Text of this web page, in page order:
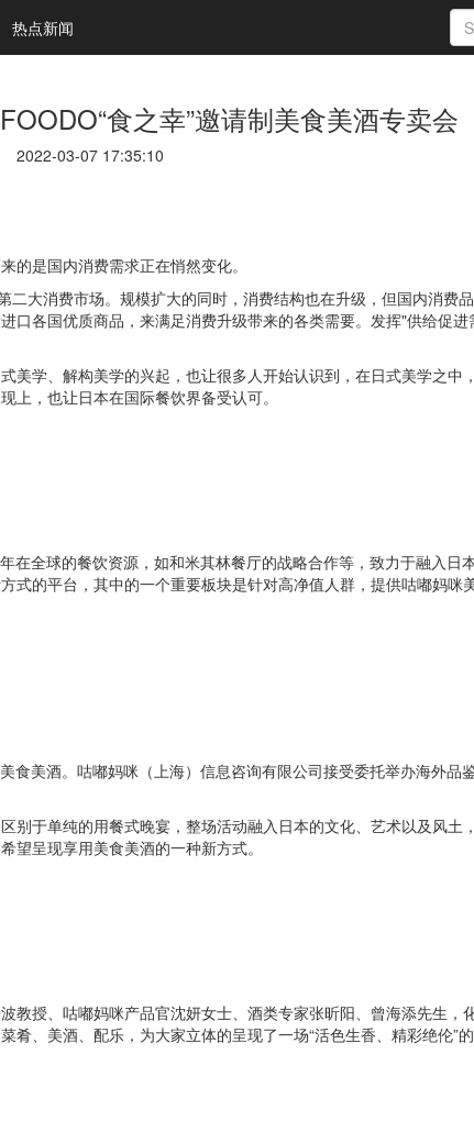
热点新闻
食之幸”邀请制美食美酒专卖会
2022-03-07 17:35:10
的是国内消费需求正在悄然变化。
大消费市场。规模扩大的同时，消费结构也在升级，但国内消费
各国优质商品，来满足消费升级带来的各类需要。发挥"供给促进
学、解构美学的兴起，也让很多人开始认识到，在日式美学之中
上，也让日本在国际餐饮界备受认可。
全球的餐饮资源，如和米其林餐厅的战略合作等，致力于融入日
的平台，其中的一个重要板块是针对高净值人群，提供咕嘟妈咪
美酒。咕嘟妈咪（上海）信息咨询有限公司接受委托举办海外品
于单纯的用餐式晚宴，整场活动融入日本的文化、艺术以及风土
望呈现享用美食美酒的一种新方式。
授、咕嘟妈咪产品官沈妍女士、酒类专家张昕阳、曾海添先生，
、美酒、配乐，为大家立体的呈现了一场“活色生香、精彩绝伦”